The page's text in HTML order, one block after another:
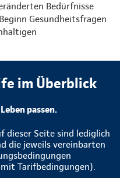
Bedürfnisse
Gesundheitsfragen
im Überblick
passen.
dieser Seite sind lediglich
die jeweils vereinbarten
Tarifbedingungen).